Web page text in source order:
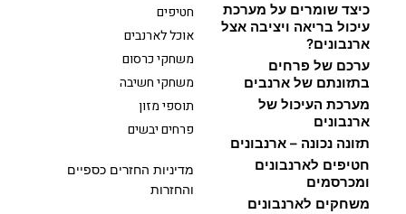
חטיפים
אוכל לארנבים
משחקי כרסום
משחקי חשיבה
תוספי מזון
פרחים יבשים
מדיניות החזרים כספיים
והחזרות
כיצד שומרים על מערכת
עיכול בריאה ויציבה אצל
ארנבונים?
ערכם של פרחים
בתזונתם של ארנבים
מערכת העיכול של
ארנבונים
תזונה נכונה – ארנבונים
חטיפים לארנבונים
ומכרסמים
משחקים לארנבונים